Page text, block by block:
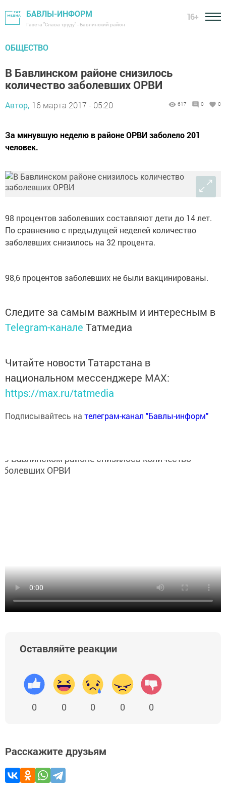
БАВЛЫ-ИНФОРМ
Газета "Слава труду" - Бавлинский район
16+
ОБЩЕСТВО
В Бавлинском районе снизилось
количество заболевших ОРВИ
Автор, 16 марта 2017 - 05:20 617 0 0
За минувшую неделю в районе ОРВИ заболело 201
человек.
98 процентов заболевших составляют дети до 14 лет.
По сравнению с предыдущей неделей количество
заболевших снизилось на 32 процента.
98,6 процентов заболевших не были вакцинированы.
Следите за самым важным и интересным в
Telegram-канале Татмедиа
Читайте новости Татарстана в
национальном мессенджере MАХ:
https://max.ru/tatmedia
Подписывайтесь на телеграм-канал "Бавлы-информ"
Оставляйте реакции
0 0 0 0 0
Расскажите друзьям